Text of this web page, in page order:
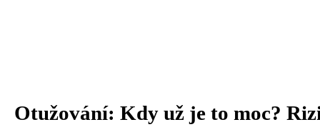
Otužování: Kdy už je to moc?